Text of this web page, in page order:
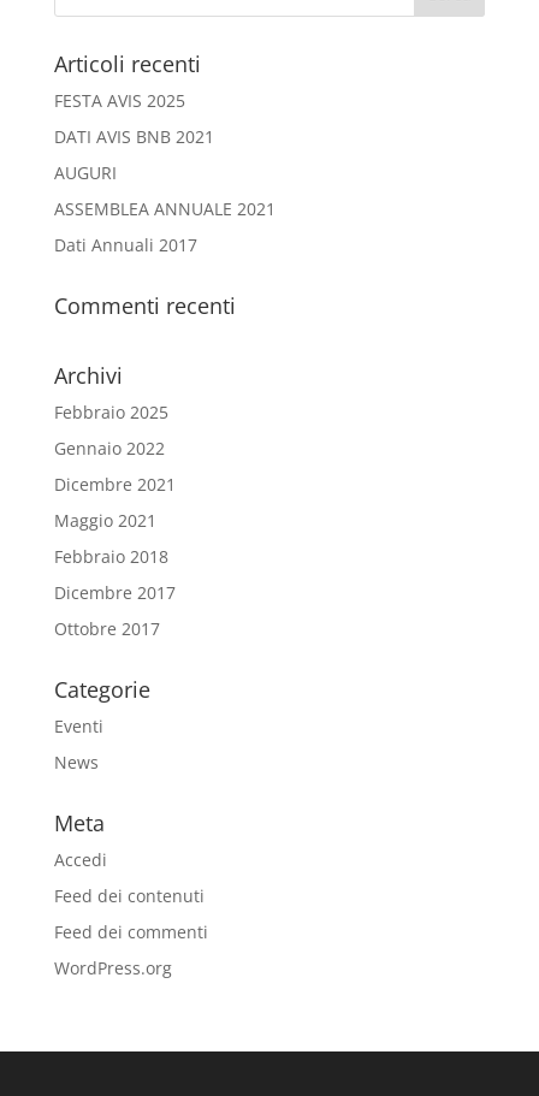
Articoli recenti
FESTA AVIS 2025
DATI AVIS BNB 2021
AUGURI
ASSEMBLEA ANNUALE 2021
Dati Annuali 2017
Commenti recenti
Archivi
Febbraio 2025
Gennaio 2022
Dicembre 2021
Maggio 2021
Febbraio 2018
Dicembre 2017
Ottobre 2017
Categorie
Eventi
News
Meta
Accedi
Feed dei contenuti
Feed dei commenti
WordPress.org